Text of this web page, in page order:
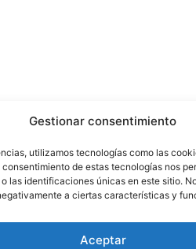
Gestionar consentimiento
utilizamos tecnologías como las
de estas tecnologías nos
las identificaciones únicas en este sitio.
a ciertas características y
Aceptar